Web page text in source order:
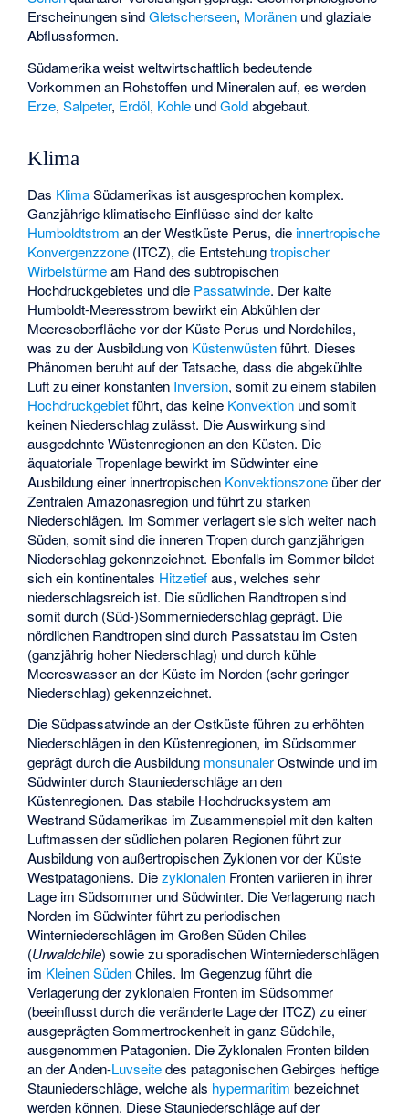
Erscheinungen sindGletscherseen, Moränen und glaziale
Abflussformen.
Südamerika weist weltwirtschaftlich bedeutende
Vorkommen an Rohstoffen und Mineralen auf, es werden
Erze,Salpeter, Erdöl, Kohle undGoldabgebaut.
Klima
Das KlimaSüdamerikas ist ausgesprochen komplex.
Ganzjährige klimatische Einflüsse sind der kalte
Humboldtstrom an der Westküste Perus, die innertropische
Konvergenzzone (ITCZ), die Entstehungtropischer
Wirbelstürmeam Rand des subtropischen
Hochdruckgebietes und die Passatwinde. Der kalte
Humboldt-Meeresstrom bewirkt ein Abkühlen der
Meeresoberfläche vor der Küste Perus und Nordchiles,
was zu der Ausbildung von Küstenwüstenführt. Dieses
Phänomen beruht auf der Tatsache, dass die abgekühlte
Luft zu einer konstanten Inversion, somit zu einem stabilen
Hochdruckgebietführt, das keine Konvektion und somit
keinen Niederschlag zulässt. Die Auswirkung sind
ausgedehnte Wüstenregionen an den Küsten. Die
äquatoriale Tropenlage bewirkt im Südwinter eine
Ausbildung einer innertropischen Konvektionszone über der
Zentralen Amazonasregion und führt zu starken
Niederschlägen. Im Sommer verlagert sie sich weiter nach
Süden, somit sind die inneren Tropen durch ganzjährigen
Niederschlag gekennzeichnet. Ebenfalls im Sommer bildet
sich ein kontinentales Hitzetiefaus, welches sehr
niederschlagsreich ist. Die südlichen Randtropen sind
somit durch (Süd-)Sommerniederschlag geprägt. Die
nördlichen Randtropen sind durch Passatstau im Osten
(ganzjährig hoher Niederschlag) und durch kühle
Meereswasser an der Küste im Norden (sehr geringer
Niederschlag) gekennzeichnet.
Die Südpassatwinde an der Ostküste führen zu erhöhten
Niederschlägen in den Küstenregionen, im Südsommer
geprägt durch die Ausbildung monsunalerOstwinde und im
Südwinter durch Stauniederschläge an den
Küstenregionen. Das stabile Hochdrucksystem am
Westrand Südamerikas im Zusammenspiel mit den kalten
Luftmassen der südlichen polaren Regionen führt zur
Ausbildung von außertropischenZyklonenvor der Küste
Westpatagoniens. Diezyklonalen Fronten variieren in ihrer
Lage im Südsommer und Südwinter. Die Verlagerung nach
Norden im Südwinter führt zu periodischen
Winterniederschlägen imGroßen SüdenChiles
(Urwaldchile) sowie zu sporadischen Winterniederschlägen
im Kleinen SüdenChiles. Im Gegenzug führt die
Verlagerung der zyklonalen Fronten im Südsommer
(beeinflusst durch die veränderte Lage der ITCZ) zu einer
ausgeprägten Sommertrockenheit in ganz Südchile,
ausgenommen Patagonien. Die Zyklonalen Fronten bilden
an der Anden-Luvseitedes patagonischen Gebirges heftige
Stauniederschläge, welche als hypermaritim bezeichnet
werden können. Diese Stauniederschläge auf der